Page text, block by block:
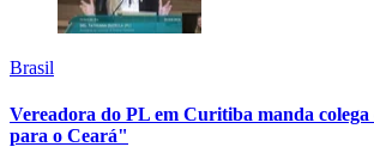
Brasil
Vereadora do PL em Curitiba manda
para o Ceará"